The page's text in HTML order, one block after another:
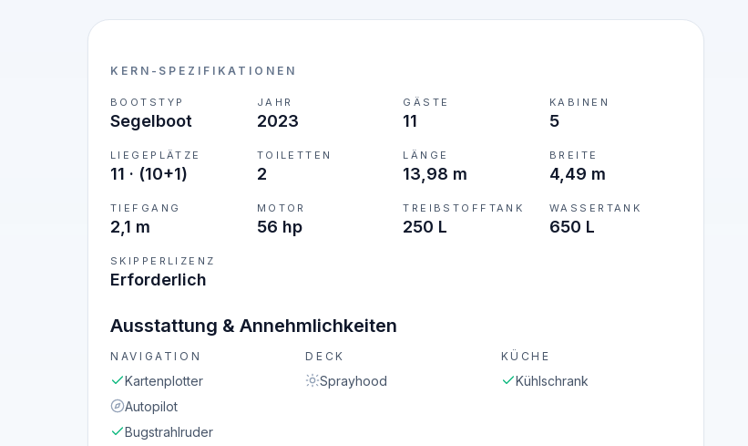
KERN-SPEZIFIKATIONEN
BOOTSTYP
Segelboot
JAHR
2023
GÄSTE
11
KABINEN
5
LIEGEPLÄTZE
11 · (10+1)
TOILETTEN
2
LÄNGE
13,98 m
BREITE
4,49 m
TIEFGANG
2,1 m
MOTOR
56 hp
TREIBSTOFFTANK
250 L
WASSERTANK
650 L
SKIPPERLIZENZ
Erforderlich
Ausstattung & Annehmlichkeiten
NAVIGATION
Kartenplotter
Autopilot
Bugstrahlruder
DECK
Sprayhood
KÜCHE
Kühlschrank